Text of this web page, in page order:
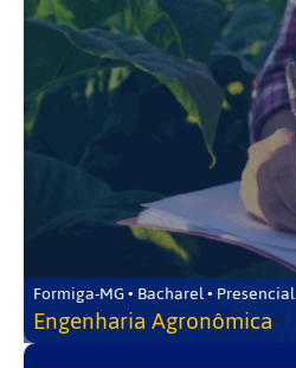
Formiga-MG • Bacharel • Presencial
Engenharia Agronômica